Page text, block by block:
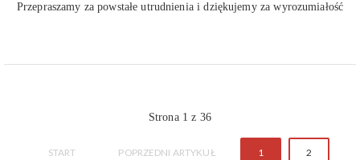
Przepraszamy za powstałe utrudnienia i dziękujemy za wyrozumiałość
Strona 1 z 36
START POPRZEDNI ARTYKUŁ 1 2